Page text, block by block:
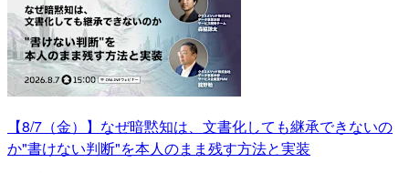
【8/7（金）】なぜ暗黙知は、文書化しても継承できないの
か"書けない判断"を本人のまま残す方法と実装